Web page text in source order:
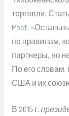
торговли.
Post.
по правилам,
партнеры, но
По его словам,
США и их
В 2015 г.